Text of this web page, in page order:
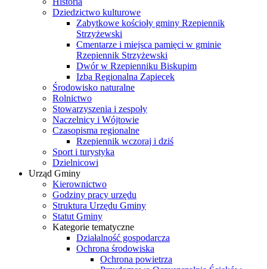
Dziedzictwo kulturowe
Zabytkowe kościoły gminy Rzepiennik
Strzyżewski
Cmentarze i miejsca pamięci w gminie
Rzepiennik Strzyżewski
Dwór w Rzepienniku Biskupim
Izba Regionalna Zapiecek
Środowisko naturalne
Rolnictwo
Stowarzyszenia i zespoły
Naczelnicy i Wójtowie
Czasopisma regionalne
Rzepiennik wczoraj i dziś
Sport i turystyka
Dzielnicowi
Urząd Gminy
Kierownictwo
Godziny pracy urzędu
Struktura Urzędu Gminy
Statut Gminy
Kategorie tematyczne
Działalność gospodarcza
Ochrona środowiska
Ochrona powietrza